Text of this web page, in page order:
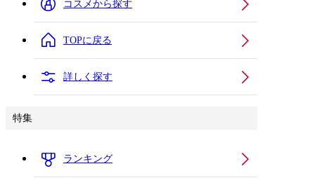
コスメから探す
TOPに戻る
詳しく探す
特集
ランキング